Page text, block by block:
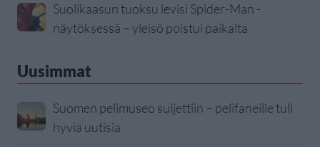
Suolikaasun tuoksu levisi Spider-Man -
näytöksessä – yleisö poistui paikalta
Uusimmat
Suomen pelimuseo suljettiin – pelifaneille tuli
hyviä uutisia